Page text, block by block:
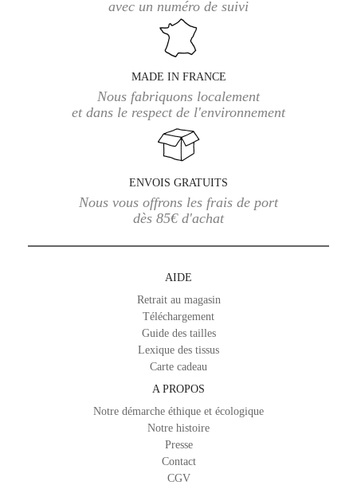
avec un numéro de suivi
MADE IN FRANCE
Nous fabriquons localement
et dans le respect de l'environnement
ENVOIS GRATUITS
Nous vous offrons les frais de port
dès 85€ d'achat
AIDE
Retrait au magasin
Téléchargement
Guide des tailles
Lexique des tissus
Carte cadeau
A PROPOS
Notre démarche éthique et écologique
Notre histoire
Presse
Contact
CGV